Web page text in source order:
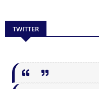
TWITTER